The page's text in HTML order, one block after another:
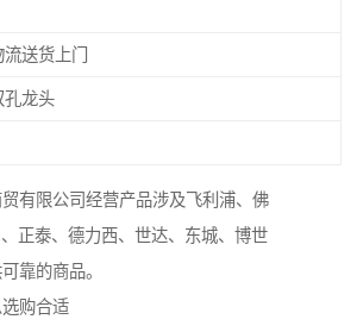
送货上门
孔龙头
有限公司经营产品涉及飞利浦、佛
正泰、德力西、世达、东城、博世
靠的商品。
购合适